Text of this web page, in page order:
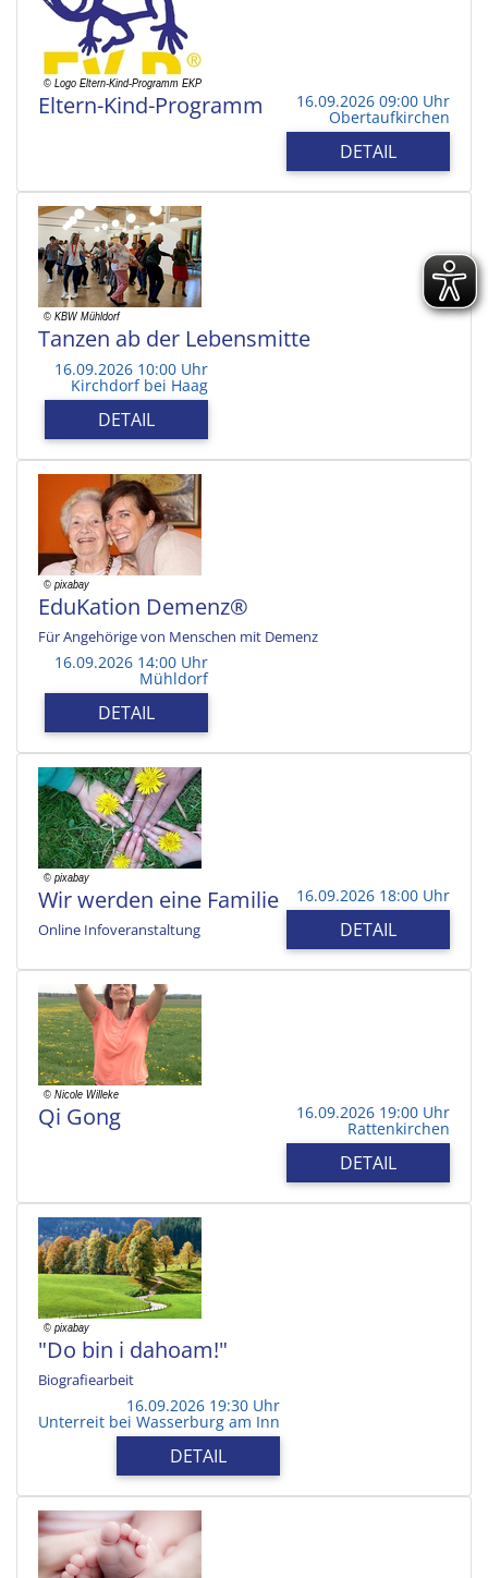
Eltern-Kind-Programm 16.09.2026 09:00 Uhr
Obertaufkirchen
DETAIL
Tanzen ab der Lebensmitte
16.09.2026 10:00 Uhr
Kirchdorf bei Haag
DETAIL
EduKation Demenz®
Für Angehörige von Menschen mit Demenz
16.09.2026 14:00 Uhr
Mühldorf
DETAIL
Wir werden eine Familie
Online Infoveranstaltung
16.09.2026 18:00 Uhr
DETAIL
Qi Gong 16.09.2026 19:00 Uhr
Rattenkirchen
DETAIL
"Do bin i dahoam!"
Biografiearbeit
16.09.2026 19:30 Uhr
Unterreit bei Wasserburg am Inn
DETAIL